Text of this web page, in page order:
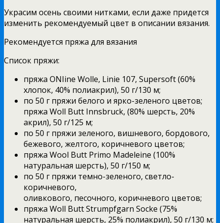
Украсим осень своими нитками, если даже придется
изменить рекомендуемый цвет в описании вязания.
Рекомендуется пряжа для вязания
Список пряжи:
пряжа ONIine Wolle, Linie 107, Supersoft (60%
хлопок, 40% полиакрил), 50 г/130 м;
по 50 г пряжи белого и ярко-зеленого цветов;
пряжа Woll Butt Innsbruck, (80% шерсть, 20%
акрил), 50 г/125 м;
по 50 г пряжи зеленого, вишневого, бордового,
бежевого, желтого, коричневого цветов;
пряжа Wool Butt Primo Madeleine (100%
натуральная шерсть), 50 г/150 м;
по 50 г пряжи темно-зеленого, светло-
коричневого,
оливкового, песочного, коричневого цветов;
пряжа Woll Butt Strumpfgarn Socke (75%
натуральная шерсть, 25% полиакрил), 50 г/130 м;